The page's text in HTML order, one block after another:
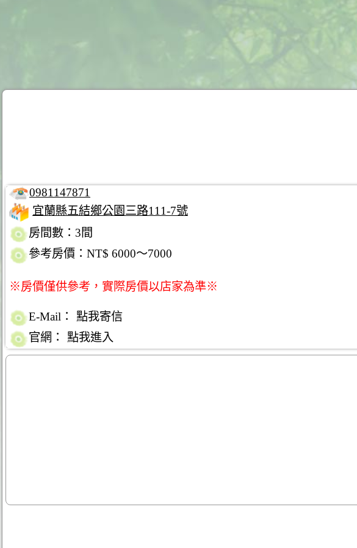
0981147871
宜蘭縣五結鄉公園三路111-7號
房間數：3間
參考房價：NT$ 6000～7000
※房價僅供參考，實際房價以店家為準※
E-Mail：
點我寄信
官網：
點我進入